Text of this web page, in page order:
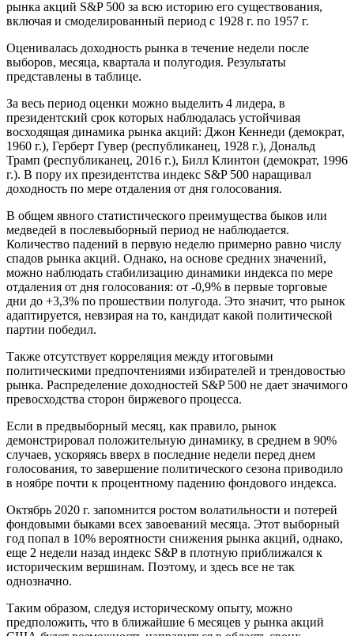
рынка акций S&P 500 за всю историю его существования,
включая и смоделированный период с 1928 г. по 1957 г.
Оценивалась доходность рынка в течение недели после
выборов, месяца, квартала и полугодия. Результаты
представлены в таблице.
За весь период оценки можно выделить 4 лидера, в
президентский срок которых наблюдалась устойчивая
восходящая динамика рынка акций: Джон Кеннеди (демократ,
1960 г.), Герберт Гувер (республиканец, 1928 г.), Дональд
Трамп (республиканец, 2016 г.), Билл Клинтон (демократ, 1996
г.). В пору их президентства индекс S&P 500 наращивал
доходность по мере отдаления от дня голосования.
В общем явного статистического преимущества быков или
медведей в послевыборный период не наблюдается.
Количество падений в первую неделю примерно равно числу
спадов рынка акций. Однако, на основе средних значений,
можно наблюдать стабилизацию динамики индекса по мере
отдаления от дня голосования: от -0,9% в первые торговые
дни до +3,3% по прошествии полугода. Это значит, что рынок
адаптируется, невзирая на то, кандидат какой политической
партии победил.
Также отсутствует корреляция между итоговыми
политическими предпочтениями избирателей и трендовостью
рынка. Распределение доходностей S&P 500 не дает значимого
превосходства сторон биржевого процесса.
Если в предвыборный месяц, как правило, рынок
демонстрировал положительную динамику, в среднем в 90%
случаев, ускоряясь вверх в последние недели перед днем
голосования, то завершение политического сезона приводило
в ноябре почти к процентному падению фондового индекса.
Октябрь 2020 г. запомнится ростом волатильности и потерей
фондовыми быками всех завоеваний месяца. Этот выборный
год попал в 10% вероятности снижения рынка акций, однако,
еще 2 недели назад индекс S&P в плотную приближался к
историческим вершинам. Поэтому, и здесь все не так
однозначно.
Таким образом, следуя историческому опыту, можно
предположить, что в ближайшие 6 месяцев у рынка акций